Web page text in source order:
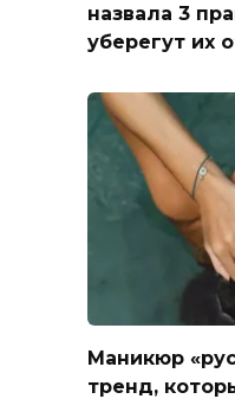
назвала 3
уберегут их
Маникюр
тренд,